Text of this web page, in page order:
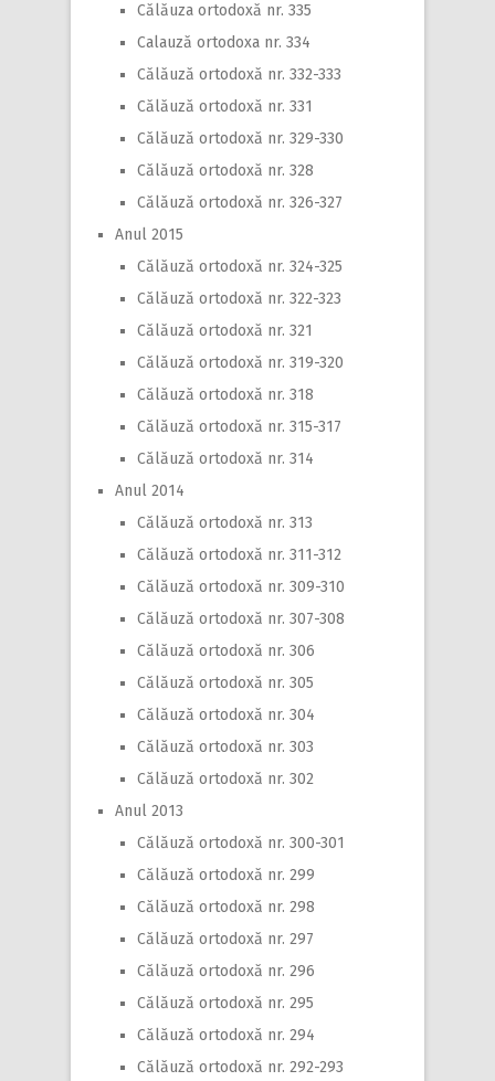
Călăuza ortodoxă nr. 335
Calauză ortodoxa nr. 334
Călăuză ortodoxă nr. 332-333
Călăuză ortodoxă nr. 331
Călăuză ortodoxă nr. 329-330
Călăuză ortodoxă nr. 328
Călăuză ortodoxă nr. 326-327
Anul 2015
Călăuză ortodoxă nr. 324-325
Călăuză ortodoxă nr. 322-323
Călăuză ortodoxă nr. 321
Călăuză ortodoxă nr. 319-320
Călăuză ortodoxă nr. 318
Călăuză ortodoxă nr. 315-317
Călăuză ortodoxă nr. 314
Anul 2014
Călăuză ortodoxă nr. 313
Călăuză ortodoxă nr. 311-312
Călăuză ortodoxă nr. 309-310
Călăuză ortodoxă nr. 307-308
Călăuză ortodoxă nr. 306
Călăuză ortodoxă nr. 305
Călăuză ortodoxă nr. 304
Călăuză ortodoxă nr. 303
Călăuză ortodoxă nr. 302
Anul 2013
Călăuză ortodoxă nr. 300-301
Călăuză ortodoxă nr. 299
Călăuză ortodoxă nr. 298
Călăuză ortodoxă nr. 297
Călăuză ortodoxă nr. 296
Călăuză ortodoxă nr. 295
Călăuză ortodoxă nr. 294
Călăuză ortodoxă nr. 292-293